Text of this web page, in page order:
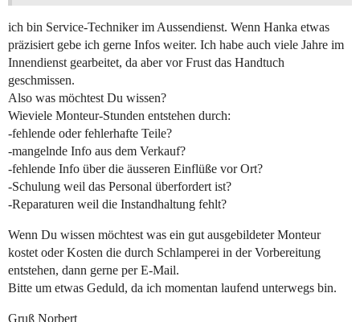
ich bin Service-Techniker im Aussendienst. Wenn Hanka etwas
präzisiert gebe ich gerne Infos weiter. Ich habe auch viele Jahre im
Innendienst gearbeitet, da aber vor Frust das Handtuch
geschmissen.
Also was möchtest Du wissen?
Wieviele Monteur-Stunden entstehen durch:
-fehlende oder fehlerhafte Teile?
-mangelnde Info aus dem Verkauf?
-fehlende Info über die äusseren Einflüße vor Ort?
-Schulung weil das Personal überfordert ist?
-Reparaturen weil die Instandhaltung fehlt?
Wenn Du wissen möchtest was ein gut ausgebildeter Monteur
kostet oder Kosten die durch Schlamperei in der Vorbereitung
entstehen, dann gerne per E-Mail.
Bitte um etwas Geduld, da ich momentan laufend unterwegs bin.
Gruß Norbert